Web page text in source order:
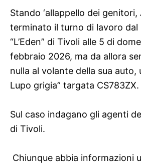
Stando ‘allappello dei genitori,
terminato il turno di lavoro
“L’Eden” di Tivoli alle 5 di
febbraio 2026, ma da allora
nulla al volante della sua auto,
Lupo grigia” targata CS783ZX.
Sul caso indagano gli agenti
di Tivoli.
Chiunque abbia informazioni